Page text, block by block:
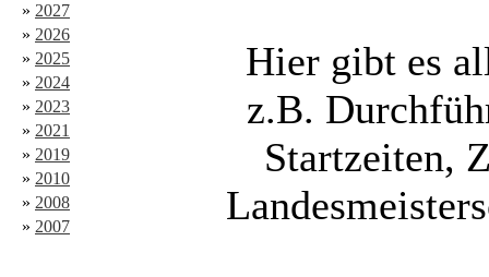
» 2027
» 2026
» 2025
» 2024
» 2023
» 2021
» 2019
» 2010
» 2008
» 2007
Hier gibt es
z.B.
Startzeiten,